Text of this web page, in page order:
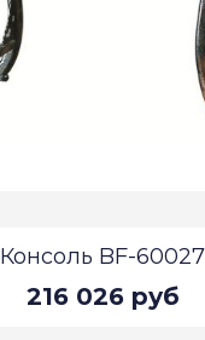
Консоль BF-60027
216 026 руб